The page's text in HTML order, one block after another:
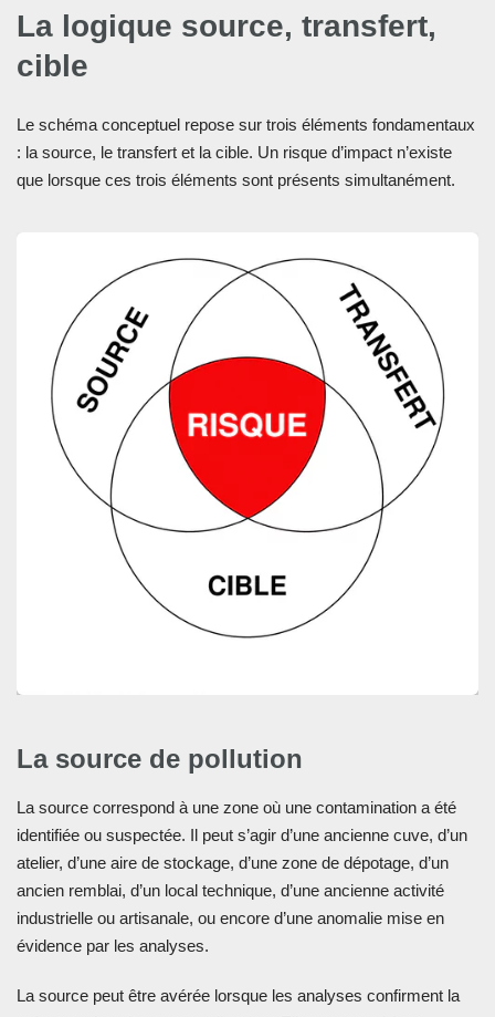
La logique source, transfert,
cible
Le schéma conceptuel repose sur trois éléments fondamentaux
: la source, le transfert et la cible. Un risque d’impact n’existe
que lorsque ces trois éléments sont présents simultanément.
La source de pollution
La source correspond à une zone où une contamination a été
identifiée ou suspectée. Il peut s’agir d’une ancienne cuve, d’un
atelier, d’une aire de stockage, d’une zone de dépotage, d’un
ancien remblai, d’un local technique, d’une ancienne activité
industrielle ou artisanale, ou encore d’une anomalie mise en
évidence par les analyses.
La source peut être avérée lorsque les analyses confirment la